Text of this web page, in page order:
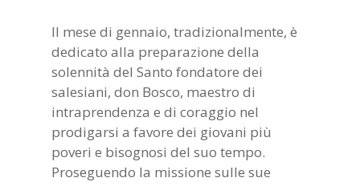
Il mese di gennaio, tradizionalmente, è
dedicato alla preparazione della
solennità del Santo fondatore dei
salesiani, don Bosco, maestro di
intraprendenza e di coraggio nel
prodigarsi a favore dei giovani più
poveri e bisognosi del suo tempo.
Proseguendo la missione sulle sue